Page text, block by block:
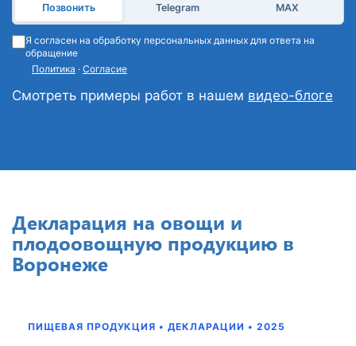
Позвонить Telegram MAX
Я согласен на обработку персональных данных для ответа на
обращение
Политика · Согласие
Смотреть примеры работ в нашем видео-блоге
Декларация на овощи и
плодоовощную продукцию в
Воронеже
ПИЩЕВАЯ ПРОДУКЦИЯ • ДЕКЛАРАЦИИ • 2025